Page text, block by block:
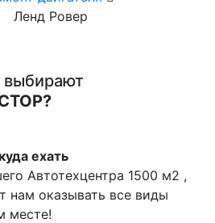
Ленд Ровер
ехать
Автотехцентра 1500 м2 ,
нам оказывать все виды
месте!